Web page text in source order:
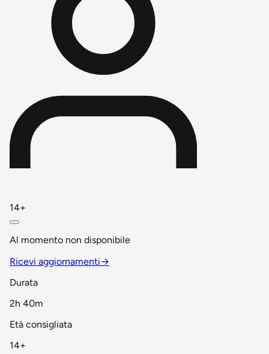
14+
Al momento non disponibile
Ricevi aggiornamenti→
Durata
2h 40m
Età consigliata
14+